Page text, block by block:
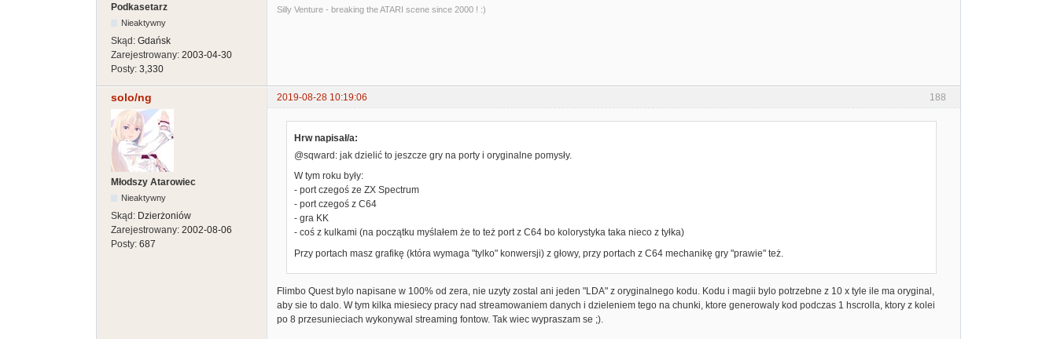
Podkasetarz
Nieaktywny
Skąd: Gdańsk
Zarejestrowany: 2003-04-30
Posty: 3,330
Silly Venture - breaking the ATARI scene since 2000 ! :)
188
solo/ng 2019-08-28 10:19:06
Młodszy Atarowiec
Nieaktywny
Skąd: Dzierżoniów
Zarejestrowany: 2002-08-06
Posty: 687
Hrw napisał/a:
@sqward: jak dzielić to jeszcze gry na porty i oryginalne pomysły.
W tym roku były:
- port czegoś ze ZX Spectrum
- port czegoś z C64
- gra KK
- coś z kulkami (na początku myślałem że to też port z C64 bo kolorystyka taka nieco z tyłka)
Przy portach masz grafikę (która wymaga "tylko" konwersji) z głowy, przy portach z C64 mechanikę gry "prawie" też.
Flimbo Quest bylo napisane w 100% od zera, nie uzyty zostal ani jeden "LDA" z oryginalnego kodu. Kodu i magii bylo potrzebne z 10 x tyle ile ma oryginal,
aby sie to dalo. W tym kilka miesiecy pracy nad streamowaniem danych i dzieleniem tego na chunki, ktore generowaly kod podczas 1 hscrolla, ktory z kolei
po 8 przesunieciach wykonywal streaming fontow. Tak wiec wypraszam se ;).